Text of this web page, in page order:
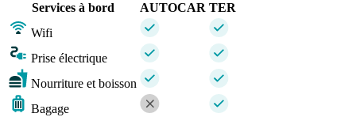
Services à bord
AUTOCAR TER
Wifi
Prise électrique
Nourriture et boisson
Bagage